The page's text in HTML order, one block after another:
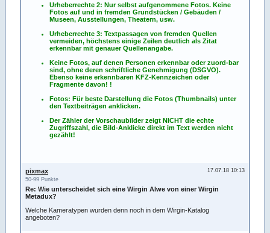
Urheberrechte 2: Nur selbst aufgenommene Fotos. Keine
Fotos auf und in fremden Grundstücken / Gebäuden /
Museen, Ausstellungen, Theatern, usw.
Urheberrechte 3: Textpassagen von fremden Quellen
vermeiden, höchstens einige Zeilen deutlich als Zitat
erkennbar mit genauer Quellenangabe.
Keine Fotos, auf denen Personen erkennbar oder zuord-bar
sind, ohne deren schriftliche Genehmigung (DSGVO).
Ebenso keine erkennbaren KFZ-Kennzeichen oder
Fragmente davon! !
Fotos: Für beste Darstellung die Fotos (Thumbnails) unter
den Textbeiträgen anklicken.
Der Zähler der Vorschaubilder zeigt NICHT die echte
Zugriffszahl, die Bild-Anklicke direkt im Text werden nicht
gezählt!
17.07.18 10:13
pixmax
50-99 Punkte
Re: Wie unterscheidet sich eine Wirgin Alwe von einer Wirgin
Metadux?
Welche Kameratypen wurden denn noch in dem Wirgin-Katalog
angeboten?